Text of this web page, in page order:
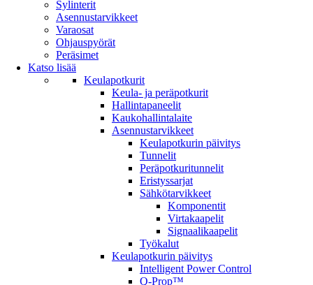
Sylinterit
Asennustarvikkeet
Varaosat
Ohjauspyörät
Peräsimet
Katso lisää
Keulapotkurit
Keula- ja peräpotkurit
Hallintapaneelit
Kaukohallintalaite
Asennustarvikkeet
Keulapotkurin päivitys
Tunnelit
Peräpotkuritunnelit
Eristyssarjat
Sähkötarvikkeet
Komponentit
Virtakaapelit
Signaalikaapelit
Työkalut
Keulapotkurin päivitys
Intelligent Power Control
Q-Prop™